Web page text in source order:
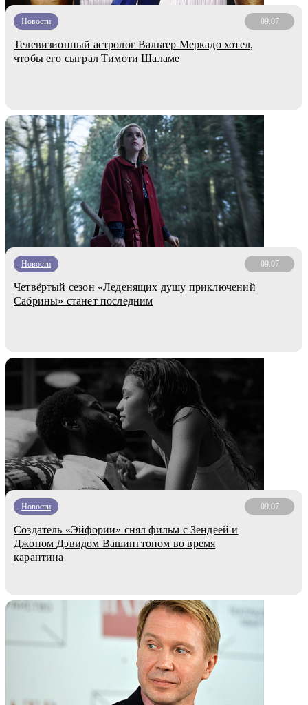
Новости 09.07
Телевизионный астролог Вальтер Меркадо хотел,
чтобы его сыграл Тимоти Шаламе
Новости 09.07
Четвёртый сезон «Леденящих душу приключений
Сабрины» станет последним
Новости 09.07
Создатель «Эйфории» снял фильм с Зендеей и
Джоном Дэвидом Вашингтоном во время
карантина